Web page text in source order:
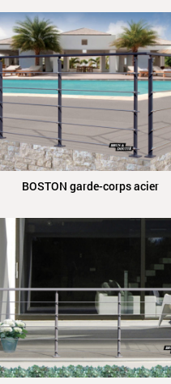
BOSTON garde-corps acier